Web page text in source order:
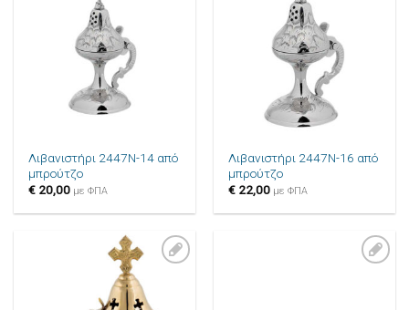
Λιβανιστήρι 2447N-14 από
μπρούτζο
€ 20,00 με ΦΠΑ
Λιβανιστήρι 2447N-16 από
μπρούτζο
€ 22,00 με ΦΠΑ
Πρόσθήκη
στην λίστα
επιθυμιών